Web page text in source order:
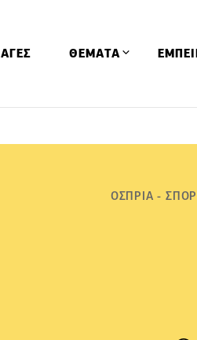
ΘΕΜΑΤΑ
ΟΣΠΡΙΑ -